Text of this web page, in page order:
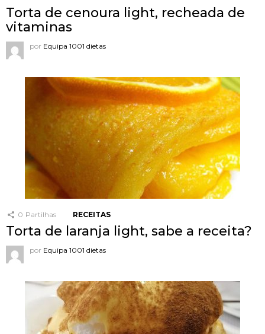
Torta de cenoura light, recheada de
vitaminas
por Equipa 1001 dietas
0 Partilhas RECEITAS
Torta de laranja light, sabe a receita?
por Equipa 1001 dietas